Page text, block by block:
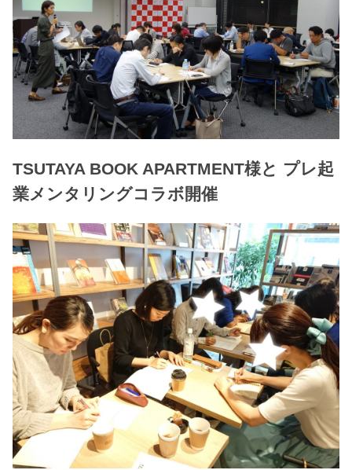
TSUTAYA BOOK APARTMENT様と プレ起
業メンタリングコラボ開催